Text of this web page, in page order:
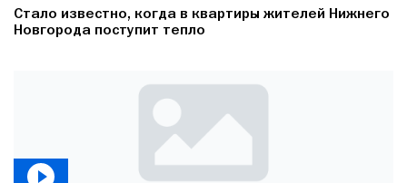
Стало известно, когда в квартиры жителей Нижнего
Новгорода поступит тепло